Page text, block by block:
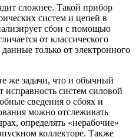
сложнее. Такой прибор
систем и цепей в
сбои с помощью
от классического
только от электронного
же задачи, что и обычный
исправность систем силовой
сведения о сбоях и
можно отслеживать
определять «нерабочие»
коллекторе. Также